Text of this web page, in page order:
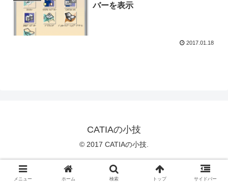
バーを表示
2017.01.18
CATIAの小技
© 2017 CATIAの小技.
メニュー ホーム 検索 トップ サイドバー